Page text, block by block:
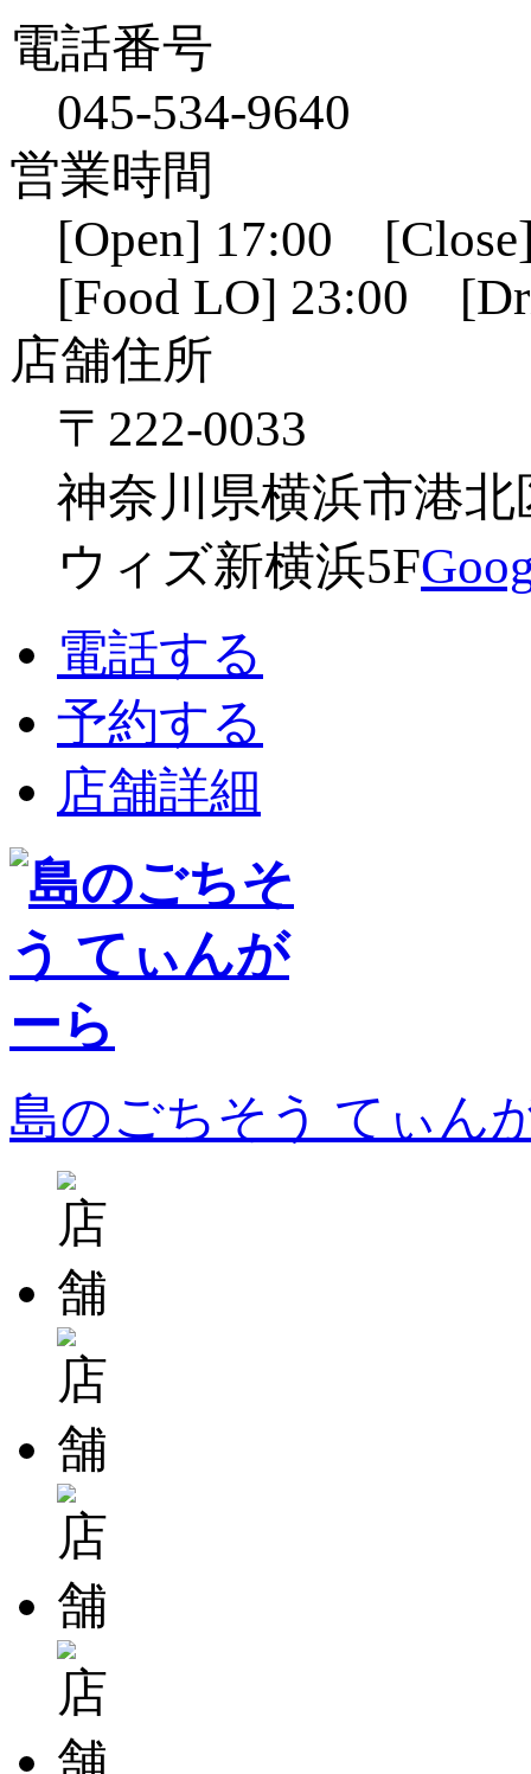
電話番号
045-534-9640
営業時間
[Open] 17:00
[Food LO] 23:00
店舗住所
〒222-0033
神奈川県横浜市港北
ウィズ新横浜5F
電話する
予約する
店舗詳細
島のごちそう てぃん